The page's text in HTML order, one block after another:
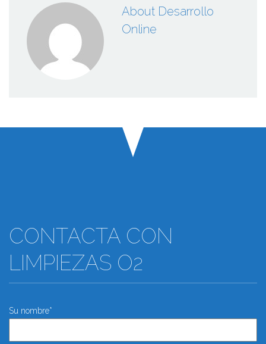
About Desarrollo
Online
CONTACTA CON
LIMPIEZAS O2
Su nombre*